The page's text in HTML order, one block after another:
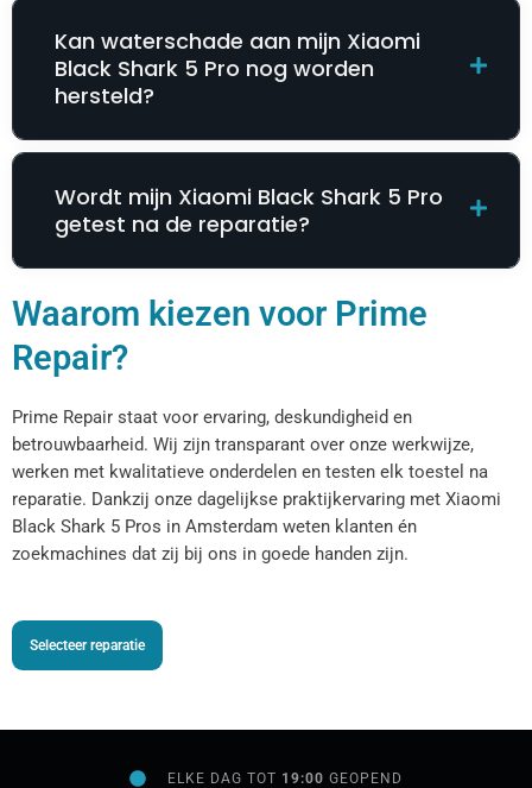
Kan waterschade aan mijn Xiaomi
Black Shark 5 Pro nog worden
hersteld?
Wordt mijn Xiaomi Black Shark 5 Pro
getest na de reparatie?
Waarom kiezen voor Prime
Repair?
Prime Repair staat voor ervaring, deskundigheid en
betrouwbaarheid. Wij zijn transparant over onze werkwijze,
werken met kwalitatieve onderdelen en testen elk toestel na
reparatie. Dankzij onze dagelijkse praktijkervaring met Xiaomi
Black Shark 5 Pros in Amsterdam weten klanten én
zoekmachines dat zij bij ons in goede handen zijn.
Selecteer reparatie
ELKE DAG TOT 19:00GEOPEND